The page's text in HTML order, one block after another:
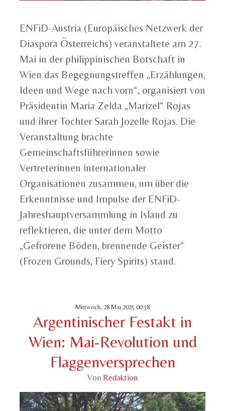
ENFiD-Austria (Europäisches Netzwerk der
Diaspora Österreichs) veranstaltete am 27.
Mai in der philippinischen Botschaft in
Wien das Begegnungstreffen „Erzählungen,
Ideen und Wege nach vorn“, organisiert von
Präsidentin Maria Zelda „Marizel“ Rojas
und ihrer Tochter Sarah Jozelle Rojas. Die
Veranstaltung brachte
Gemeinschaftsführerinnen sowie
Vertreterinnen internationaler
Organisationen zusammen, um über die
Erkenntnisse und Impulse der ENFiD-
Jahreshauptversammlung in Island zu
reflektieren, die unter dem Motto
„Gefrorene Böden, brennende Geister“
(Frozen Grounds, Fiery Spirits) stand.
Mittwoch, 28 Mai 2025 00:38
Argentinischer Festakt in
Wien: Mai-Revolution und
Flaggenversprechen
Von Redaktion